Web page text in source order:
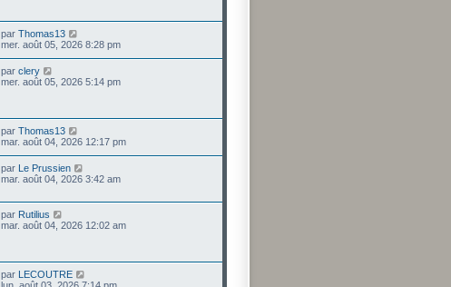
par Thomas13
mer. août 05, 2026 8:28 pm
par clery
mer. août 05, 2026 5:14 pm
par Thomas13
mar. août 04, 2026 12:17 pm
par Le Prussien
mar. août 04, 2026 3:42 am
par Rutilius
mar. août 04, 2026 12:02 am
par LECOUTRE
lun. août 03, 2026 7:14 pm